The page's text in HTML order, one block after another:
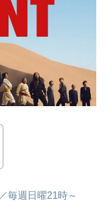
毎週日曜21時～